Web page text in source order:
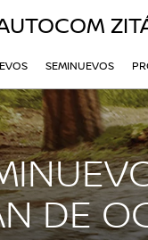
SEMINUEVOS
DE